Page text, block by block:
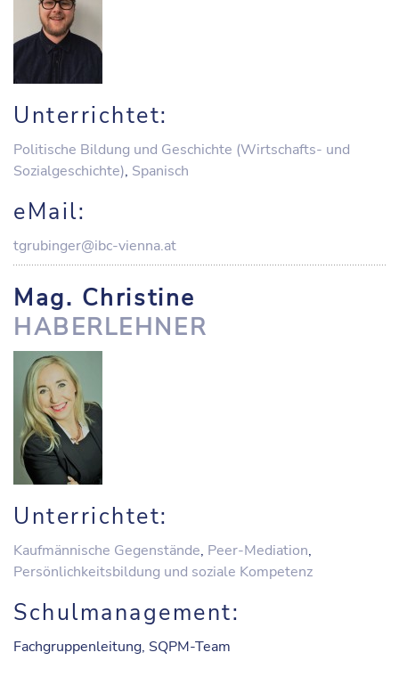
Unterrichtet:
Politische Bildung und Geschichte (Wirtschafts- und
Sozialgeschichte), Spanisch
eMail:
tgrubinger@ibc-vienna.at
Mag. Christine
HABERLEHNER
Unterrichtet:
Kaufmännische Gegenstände, Peer-Mediation,
Persönlichkeitsbildung und soziale Kompetenz
Schulmanagement:
Fachgruppenleitung, SQPM-Team